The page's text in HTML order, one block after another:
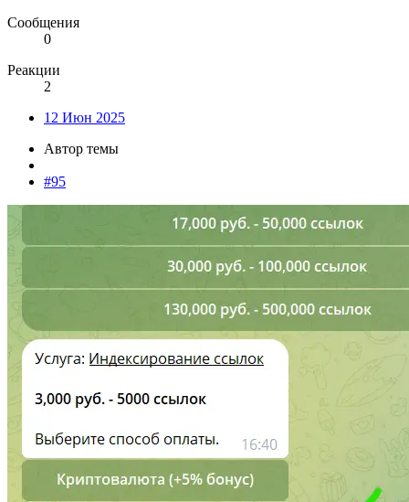
Сообщения
0
Реакции
2
12 Июн 2025
Автор темы
#95